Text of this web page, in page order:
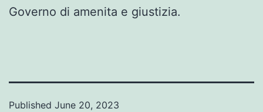
Governo di amenita e giustizia.
Published June 20, 2023